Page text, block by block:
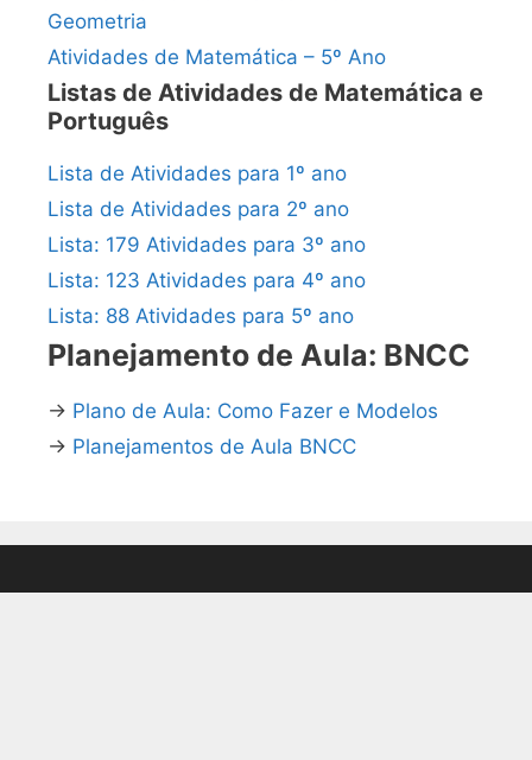
Geometria
Atividades de Matemática – 5º Ano
Listas de Atividades de Matemática e
Português
Lista de Atividades para 1º ano
Lista de Atividades para 2º ano
Lista: 179 Atividades para 3º ano
Lista: 123 Atividades para 4º ano
Lista: 88 Atividades para 5º ano
Planejamento de Aula: BNCC
→ Plano de Aula: Como Fazer e Modelos
→ Planejamentos de Aula BNCC